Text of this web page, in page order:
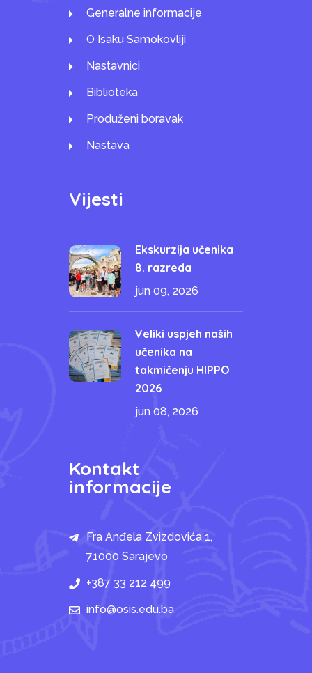
Generalne informacije
O Isaku Samokovliji
Nastavnici
Biblioteka
Produženi boravak
Nastava
Vijesti
Ekskurzija učenika
8. razreda
jun 09, 2026
Veliki uspjeh naših
učenika na
takmičenju HIPPO
2026
jun 08, 2026
Kontakt
informacije
Fra Anđela Zvizdovića 1,
71000 Sarajevo
+387 33 212 499
info@osis.edu.ba